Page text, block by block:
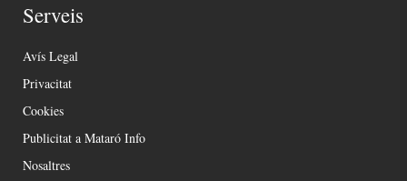
Serveis
Avís Legal
Privacitat
Cookies
Publicitat a Mataró Info
Nosaltres